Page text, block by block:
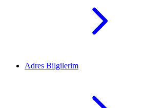
Adres Bilgilerim